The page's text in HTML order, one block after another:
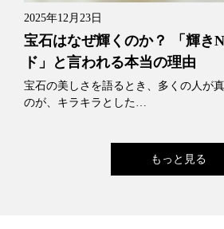
2025年12月23日
宝石はなぜ輝くのか？ 「輝き
ド」と言われる本当の理由
宝石の美しさを語るとき、多くの人が
のが、キラキラとした…
もっと見る